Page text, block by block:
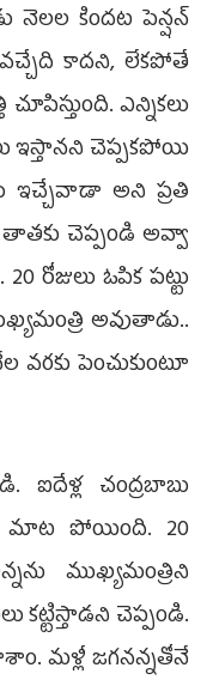
నెలల కిందట పెన్షన్‌
కాదని, లేకపోతే
ఎన్నికలు
ఇస్తానని చెప్పకపోయి
ఇచ్చేవాడా అని ప్రతి
తాతకు చెప్పండి అవ్వా
రోజులు ఓపిక పట్టు
అవుతాడు..
వరకు పెంచుకుంటూ
ఐదేళ్ల చంద్రబాబు
మాట పోయింది. 20
ముఖ్యమంత్రిని
కట్టిస్తాడని చెప్పండి.
మళ్లీ జగనన్నతోనే